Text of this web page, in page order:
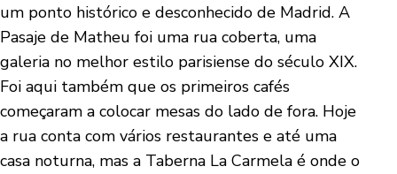
um ponto histórico e desconhecido de Madrid. A
Pasaje de Matheu foi uma rua coberta, uma
galeria no melhor estilo parisiense do século XIX.
Foi aqui também que os primeiros cafés
começaram a colocar mesas do lado de fora. Hoje
a rua conta com vários restaurantes e até uma
casa noturna, mas a Taberna La Carmela é onde o